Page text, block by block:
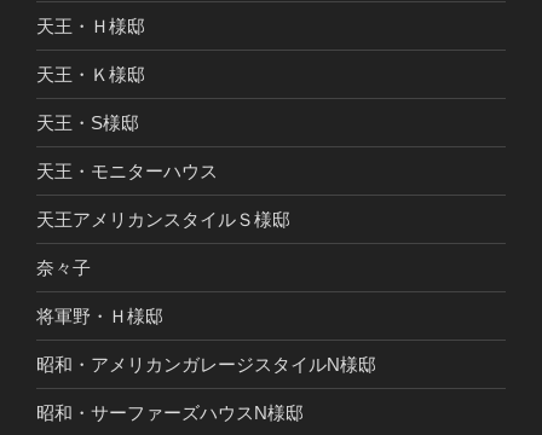
天王・Ｈ様邸
天王・Ｋ様邸
天王・S様邸
天王・モニターハウス
天王アメリカンスタイルＳ様邸
奈々子
将軍野・Ｈ様邸
昭和・アメリカンガレージスタイルN様邸
昭和・サーファーズハウスN様邸